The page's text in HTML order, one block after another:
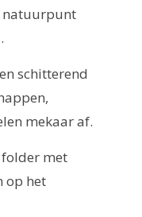
natuurpunt
schitterend
mekaar af.
met
op het